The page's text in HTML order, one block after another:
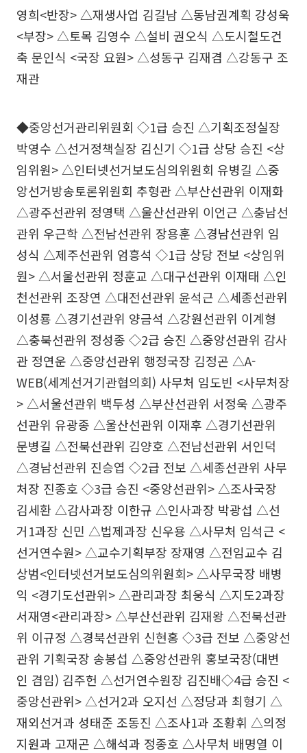
영희<반장> △재생사업 김길남 △동남권계획 강성욱
<부장> △토목 김영수 △설비 권오식 △도시철도건
축 문인식 <국장 요원> △성동구 김재겸 △강동구 조
재관
◆중앙선거관리위원회 ◇1급 승진 △기획조정실장
박영수 △선거정책실장 김신기 ◇1급 상당 승진 <상
임위원> △인터넷선거보도심의위원회 유병길 △중
앙선거방송토론위원회 추형관 △부산선관위 이재화
△광주선관위 정영택 △울산선관위 이언근 △충남선
관위 우근학 △전남선관위 장용훈 △경남선관위 임
성식 △제주선관위 엄흥석 ◇1급 상당 전보 <상임위
원> △서울선관위 정훈교 △대구선관위 이재태 △인
천선관위 조장연 △대전선관위 윤석근 △세종선관위
이성룡 △경기선관위 양금석 △강원선관위 이계형
△충북선관위 정성종 ◇2급 승진 △중앙선관위 감사
관 정연운 △중앙선관위 행정국장 김정곤 △A-
WEB(세계선거기관협의회) 사무처 임도빈 <사무처장
> △서울선관위 백두성 △부산선관위 서정욱 △광주
선관위 유광종 △울산선관위 이재후 △경기선관위
문병길 △전북선관위 김양호 △전남선관위 서인덕
△경남선관위 진승엽 ◇2급 전보 △세종선관위 사무
처장 진종호 ◇3급 승진 <중앙선관위> △조사국장
김세환 △감사과장 이한규 △인사과장 박광섭 △선
거1과장 신민 △법제과장 신우용 △사무처 임석근 <
선거연수원> △교수기획부장 장재영 △전임교수 김
상범<인터넷선거보도심의위원회> △사무국장 배병
익 <경기도선관위> △관리과장 최웅식 △지도2과장
서재영<관리과장> △부산선관위 김재왕 △전북선관
위 이규정 △경북선관위 신현홍 ◇3급 전보 △중앙선
관위 기획국장 송봉섭 △중앙선관위 홍보국장(대변
인 겸임) 김주헌 △선거연수원장 김진배◇4급 승진 <
중앙선관위> △선거2과 오지선 △정당과 최형기 △
재외선거과 성태준 조동진 △조사1과 조황휘 △의정
지원과 고재곤 △해석과 정종호 △사무처 배명열 이